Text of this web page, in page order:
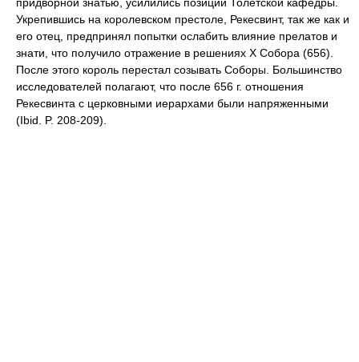
Укрепившись на королевском престоле, Рекесвинт, так же как и
его отец, предпринял попытки ослабить влияние прелатов и
знати, что получило отражение в решениях X Собора (656).
После этого король перестал созывать Соборы. Большинство
исследователей полагают, что после 656 г. отношения
Рекесвинта с церковными иерархами были напряженными
(Ibid. P. 208-209).